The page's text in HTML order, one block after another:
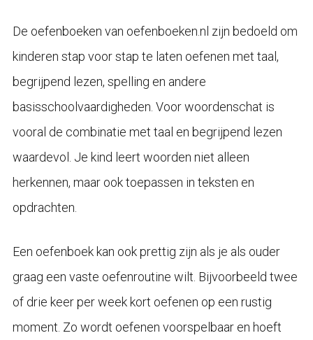
De oefenboeken van oefenboeken.nl zijn bedoeld om
kinderen stap voor stap te laten oefenen met taal,
begrijpend lezen, spelling en andere
basisschoolvaardigheden. Voor woordenschat is
vooral de combinatie met taal en begrijpend lezen
waardevol. Je kind leert woorden niet alleen
herkennen, maar ook toepassen in teksten en
opdrachten.
Een oefenboek kan ook prettig zijn als je als ouder
graag een vaste oefenroutine wilt. Bijvoorbeeld twee
of drie keer per week kort oefenen op een rustig
moment. Zo wordt oefenen voorspelbaar en hoeft